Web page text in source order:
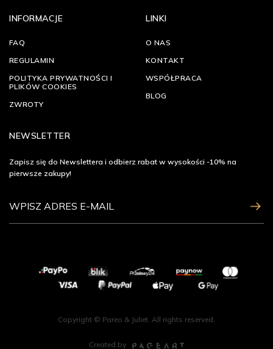
INFORMACJE
FAQ
REGULAMIN
POLITYKA PRYWATNOŚCI I
PLIKÓW COOKIES
ZWROTY
LINKI
O NAS
KONTAKT
WSPÓŁPRACA
BLOG
NEWSLETTER
Zapisz się do Newslettera i odbierz rabat w wysokości -10% na
pierwsze zakupy!
Copyright © Pareo & Juliet. All rights reserved.
Created by